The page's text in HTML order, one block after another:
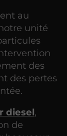
au
unité
des
des pertes
diesel,
de